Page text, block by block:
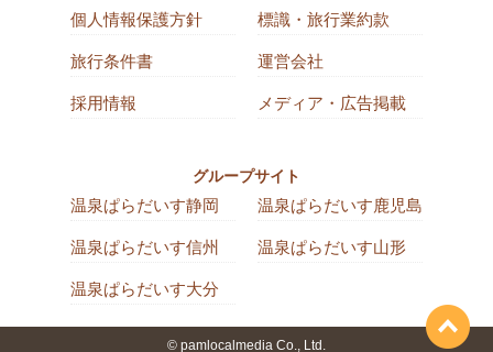
個人情報保護方針 標識・旅行業約款
旅行条件書 運営会社
採用情報 メディア・広告掲載
グループサイト
温泉ぱらだいす静岡 温泉ぱらだいす鹿児島
温泉ぱらだいす信州 温泉ぱらだいす山形
温泉ぱらだいす大分
© pamlocalmedia Co., Ltd.